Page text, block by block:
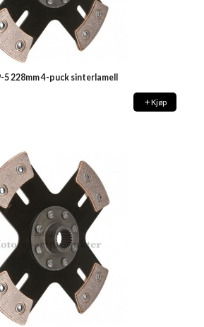
5 228mm 4-puck sinterlamell
Kjøp